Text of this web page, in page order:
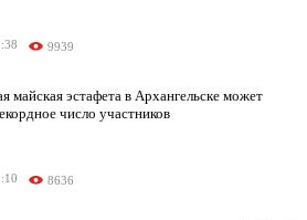
9939
майская эстафета в Архангельске может
число участников
8636